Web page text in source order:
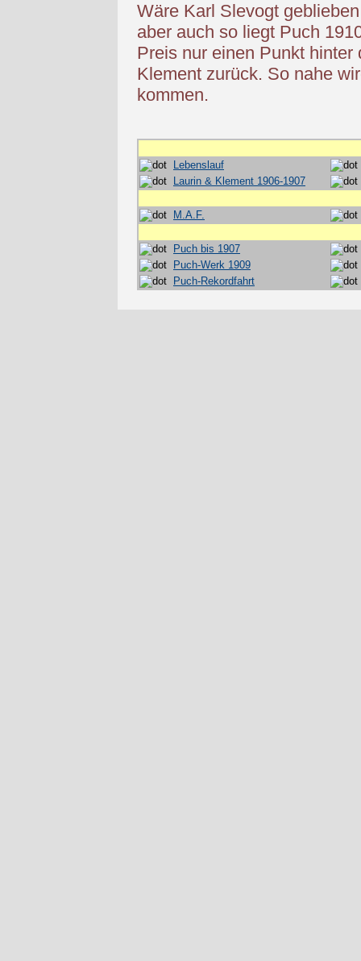
Wäre Karl Slevogt
aber auch so liegt Puch
Preis nur einen Punkt
Klement zurück. So nahe
kommen.
Lebenslauf
Laurin & Klement 1906-1907
M.A.F.
Puch bis 1907
Puch-Werk 1909
Puch-Rekordfahrt